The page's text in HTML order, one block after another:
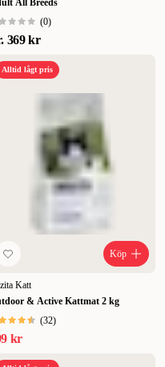
All Breeds
(0)
369 kr
Alltid lågt pris
Köp
Katt
& Active Kattmat 2 kg
(32)
kr